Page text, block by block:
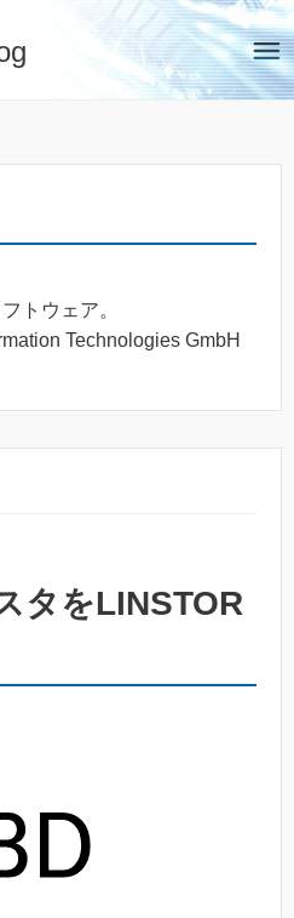
トウェア。
Technologies GmbH
タをLINSTOR